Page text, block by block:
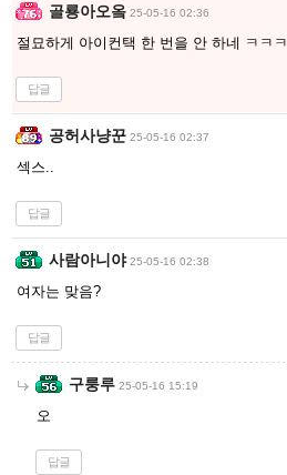
골룡아오옼 25-05-16 02:36
절묘하게 아이컨택 한 번을 안 하네 ㅋㅋㅋ
답글
공허사냥꾼 25-05-16 02:37
섹스..
답글
사람아니야 25-05-16 02:38
여자는 맞음?
답글
구룽루 25-05-16 15:19
오
답글